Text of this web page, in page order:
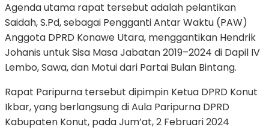
Agenda utama rapat tersebut adalah pelantikan
Saidah, S.Pd, sebagai Pengganti Antar Waktu (PAW)
Anggota DPRD Konawe Utara, menggantikan Hendrik
Johanis untuk Sisa Masa Jabatan 2019–2024 di Dapil IV
Lembo, Sawa, dan Motui dari Partai Bulan Bintang.
Rapat Paripurna tersebut dipimpin Ketua DPRD Konut
Ikbar, yang berlangsung di Aula Paripurna DPRD
Kabupaten Konut, pada Jum’at, 2 Februari 2024